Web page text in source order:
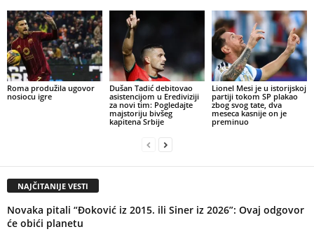
Roma produžila ugovor
nosiocu igre
Dušan Tadić debitovao
asistencijom u Erediviziji
za novi tim: Pogledajte
majstoriju bivšeg
kapitena Srbije
Lionel Mesi je u istorijskoj
partiji tokom SP plakao
zbog svog tate, dva
meseca kasnije on je
preminuo
NAJČITANIJE VESTI
Novaka pitali “Đoković iz 2015. ili Siner iz 2026”: Ovaj odgovor
će obići planetu